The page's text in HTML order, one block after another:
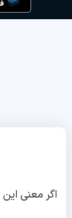
اگر معنی